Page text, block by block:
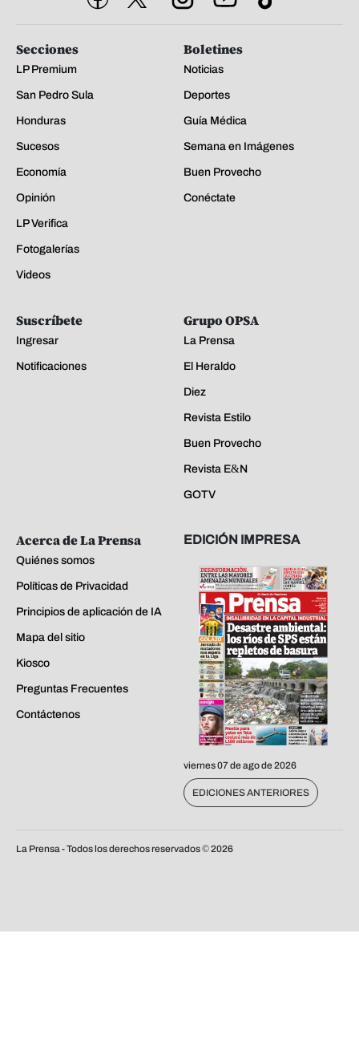
Secciones
LP Premium
San Pedro Sula
Honduras
Sucesos
Economía
Opinión
LP Verifica
Fotogalerías
Videos
Boletines
Noticias
Deportes
Guía Médica
Semana en Imágenes
Buen Provecho
Conéctate
Suscríbete
Ingresar
Notificaciones
Grupo OPSA
La Prensa
El Heraldo
Diez
Revista Estilo
Buen Provecho
Revista E&N
GOTV
Acerca de La Prensa
Quiénes somos
Políticas de Privacidad
Principios de aplicación de IA
Mapa del sitio
Kiosco
Preguntas Frecuentes
Contáctenos
EDICIÓN IMPRESA
viernes 07 de ago de 2026
EDICIONES ANTERIORES
La Prensa - Todos los derechos reservados ©2026